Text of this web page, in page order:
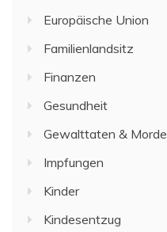
Europäische Union
Familienlandsitz
Finanzen
Gesundheit
Gewalttaten & Morde
Impfungen
Kinder
Kindesentzug